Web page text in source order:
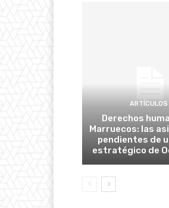
ARTÍCULOS
Derechos
Marruecos: las
pendientes de
estratégico de